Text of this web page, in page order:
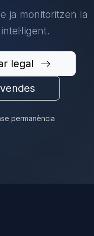
ja monitoritzen la
legal
permanència